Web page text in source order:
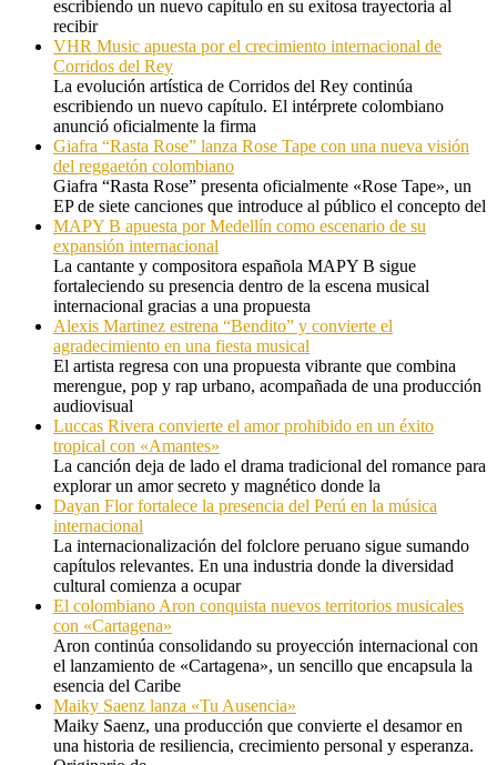
escribiendo un nuevo capítulo en su exitosa trayectoria al
recibir
VHR Music apuesta por el crecimiento internacional de
Corridos del Rey
La evolución artística de Corridos del Rey continúa
escribiendo un nuevo capítulo. El intérprete colombiano
anunció oficialmente la firma
Giafra “Rasta Rose” lanza Rose Tape con una nueva visión
del reggaetón colombiano
Giafra “Rasta Rose” presenta oficialmente «Rose Tape», un
EP de siete canciones que introduce al público el concepto del
MAPY B apuesta por Medellín como escenario de su
expansión internacional
La cantante y compositora española MAPY B sigue
fortaleciendo su presencia dentro de la escena musical
internacional gracias a una propuesta
Alexis Martinez estrena “Bendito” y convierte el
agradecimiento en una fiesta musical
El artista regresa con una propuesta vibrante que combina
merengue, pop y rap urbano, acompañada de una producción
audiovisual
Luccas Rivera convierte el amor prohibido en un éxito
tropical con «Amantes»
La canción deja de lado el drama tradicional del romance para
explorar un amor secreto y magnético donde la
Dayan Flor fortalece la presencia del Perú en la música
internacional
La internacionalización del folclore peruano sigue sumando
capítulos relevantes. En una industria donde la diversidad
cultural comienza a ocupar
El colombiano Aron conquista nuevos territorios musicales
con «Cartagena»
Aron continúa consolidando su proyección internacional con
el lanzamiento de «Cartagena», un sencillo que encapsula la
esencia del Caribe
Maiky Saenz lanza «Tu Ausencia»
Maiky Saenz, una producción que convierte el desamor en
una historia de resiliencia, crecimiento personal y esperanza.